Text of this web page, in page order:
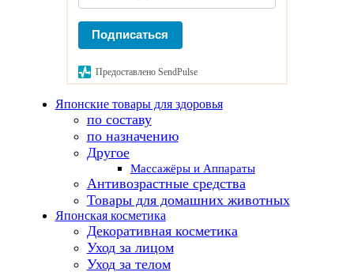
Подписаться
Предоставлено SendPulse
Японские товары для здоровья
по составу
по назначению
Другое
Массажёры и Аппараты
Антивозрастные средства
Товары для домашних животных
Японская косметика
Декоративная косметика
Уход за лицом
Уход за телом